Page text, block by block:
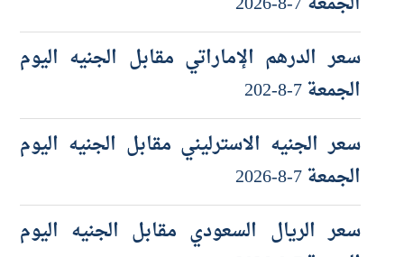
سعر الدرهم الإماراتي مقابل الجنيه اليوم
الجمعة 7-8-202
سعر الجنيه الاسترليني مقابل الجنيه اليوم
الجمعة 7-8-2026
سعر الريال السعودي مقابل الجنيه اليوم
الجمعة 7-8-2026